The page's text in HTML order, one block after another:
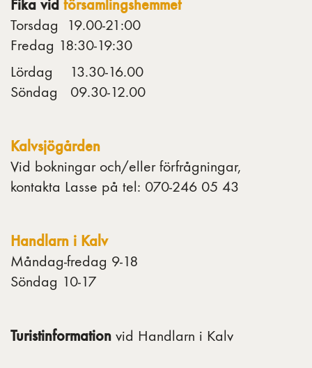
Fika vid församlingshemmet
Torsdag 19.00-21:00
Fredag 18:30-19:30
Lördag 13.30-16.00
Söndag 09.30-12.00
Kalvsjögården
Vid bokningar och/eller förfrågningar,
kontakta Lasse på tel: 070-246 05 43
Handlarn i Kalv
Måndag-fredag 9-18
Söndag 10-17
Turistinformation vid Handlarn i Kalv